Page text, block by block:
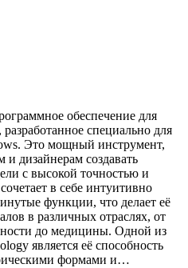
обеспечение для
специально для
Это мощный инструмент,
дизайнерам создавать
с высокой точностью и
в себе интуитивно
функции, что делает её
в различных отраслях, от
до медицины. Одной из
является её способность
формами и…